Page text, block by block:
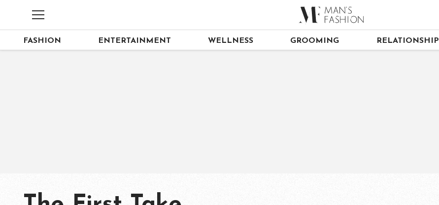
FASHION ENTERTAINMENT WELLNESS GROOMING RELATIONSHIP